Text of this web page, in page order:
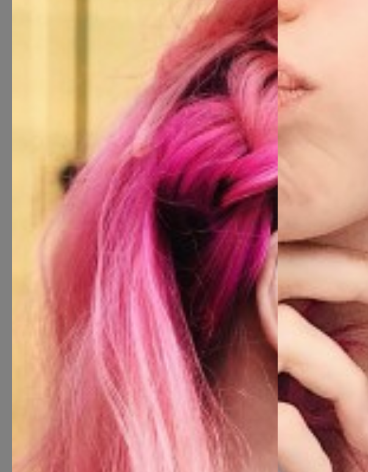
GXBAR TALLINN DAILY BEAUTY
G×Bar salongid
Salongid